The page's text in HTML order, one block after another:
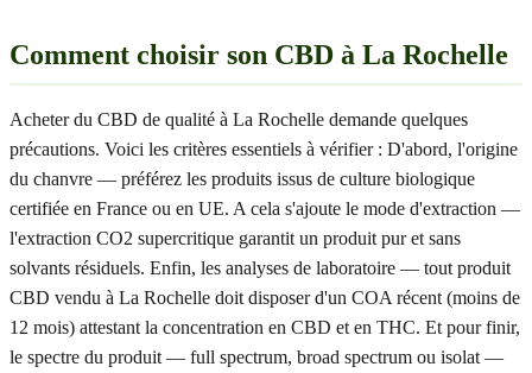
Comment choisir son CBD à La Rochelle
Acheter du CBD de qualité à La Rochelle demande quelques
précautions. Voici les critères essentiels à vérifier : D'abord, l'origine
du chanvre — préférez les produits issus de culture biologique
certifiée en France ou en UE. A cela s'ajoute le mode d'extraction —
l'extraction CO2 supercritique garantit un produit pur et sans
solvants résiduels. Enfin, les analyses de laboratoire — tout produit
CBD vendu à La Rochelle doit disposer d'un COA récent (moins de
12 mois) attestant la concentration en CBD et en THC. Et pour finir,
le spectre du produit — full spectrum, broad spectrum ou isolat —